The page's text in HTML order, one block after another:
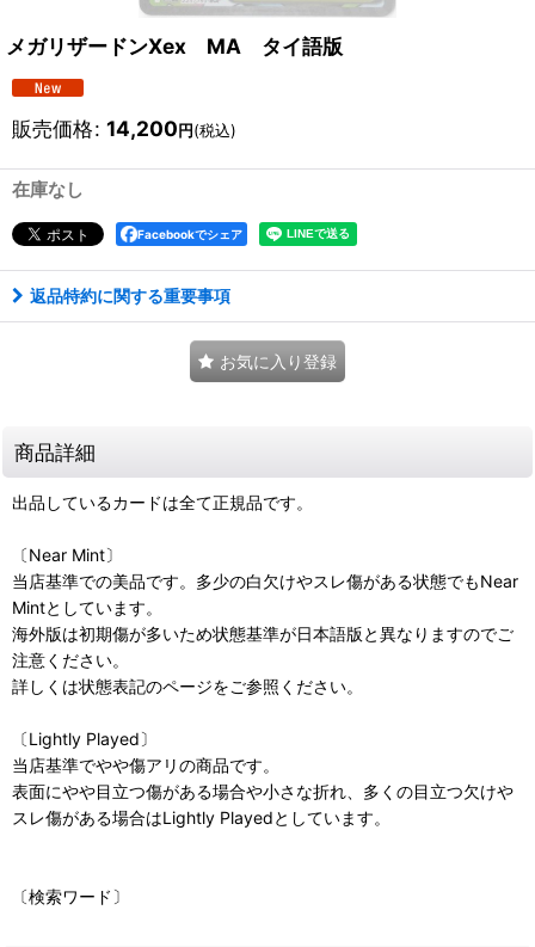
メガリザードンXex MA タイ語版
販売価格: 14,200円(税込)
在庫なし
Facebookでシェア
返品特約に関する重要事項
お気に入り登録
商品詳細
出品しているカードは全て正規品です。
〔Near Mint〕
当店基準での美品です。多少の白欠けやスレ傷がある状態でもNear
Mintとしています。
海外版は初期傷が多いため状態基準が日本語版と異なりますのでご
注意ください。
詳しくは状態表記のページをご参照ください。
〔Lightly Played〕
当店基準でやや傷アリの商品です。
表面にやや目立つ傷がある場合や小さな折れ、多くの目立つ欠けや
スレ傷がある場合はLightly Playedとしています。
〔検索ワード〕